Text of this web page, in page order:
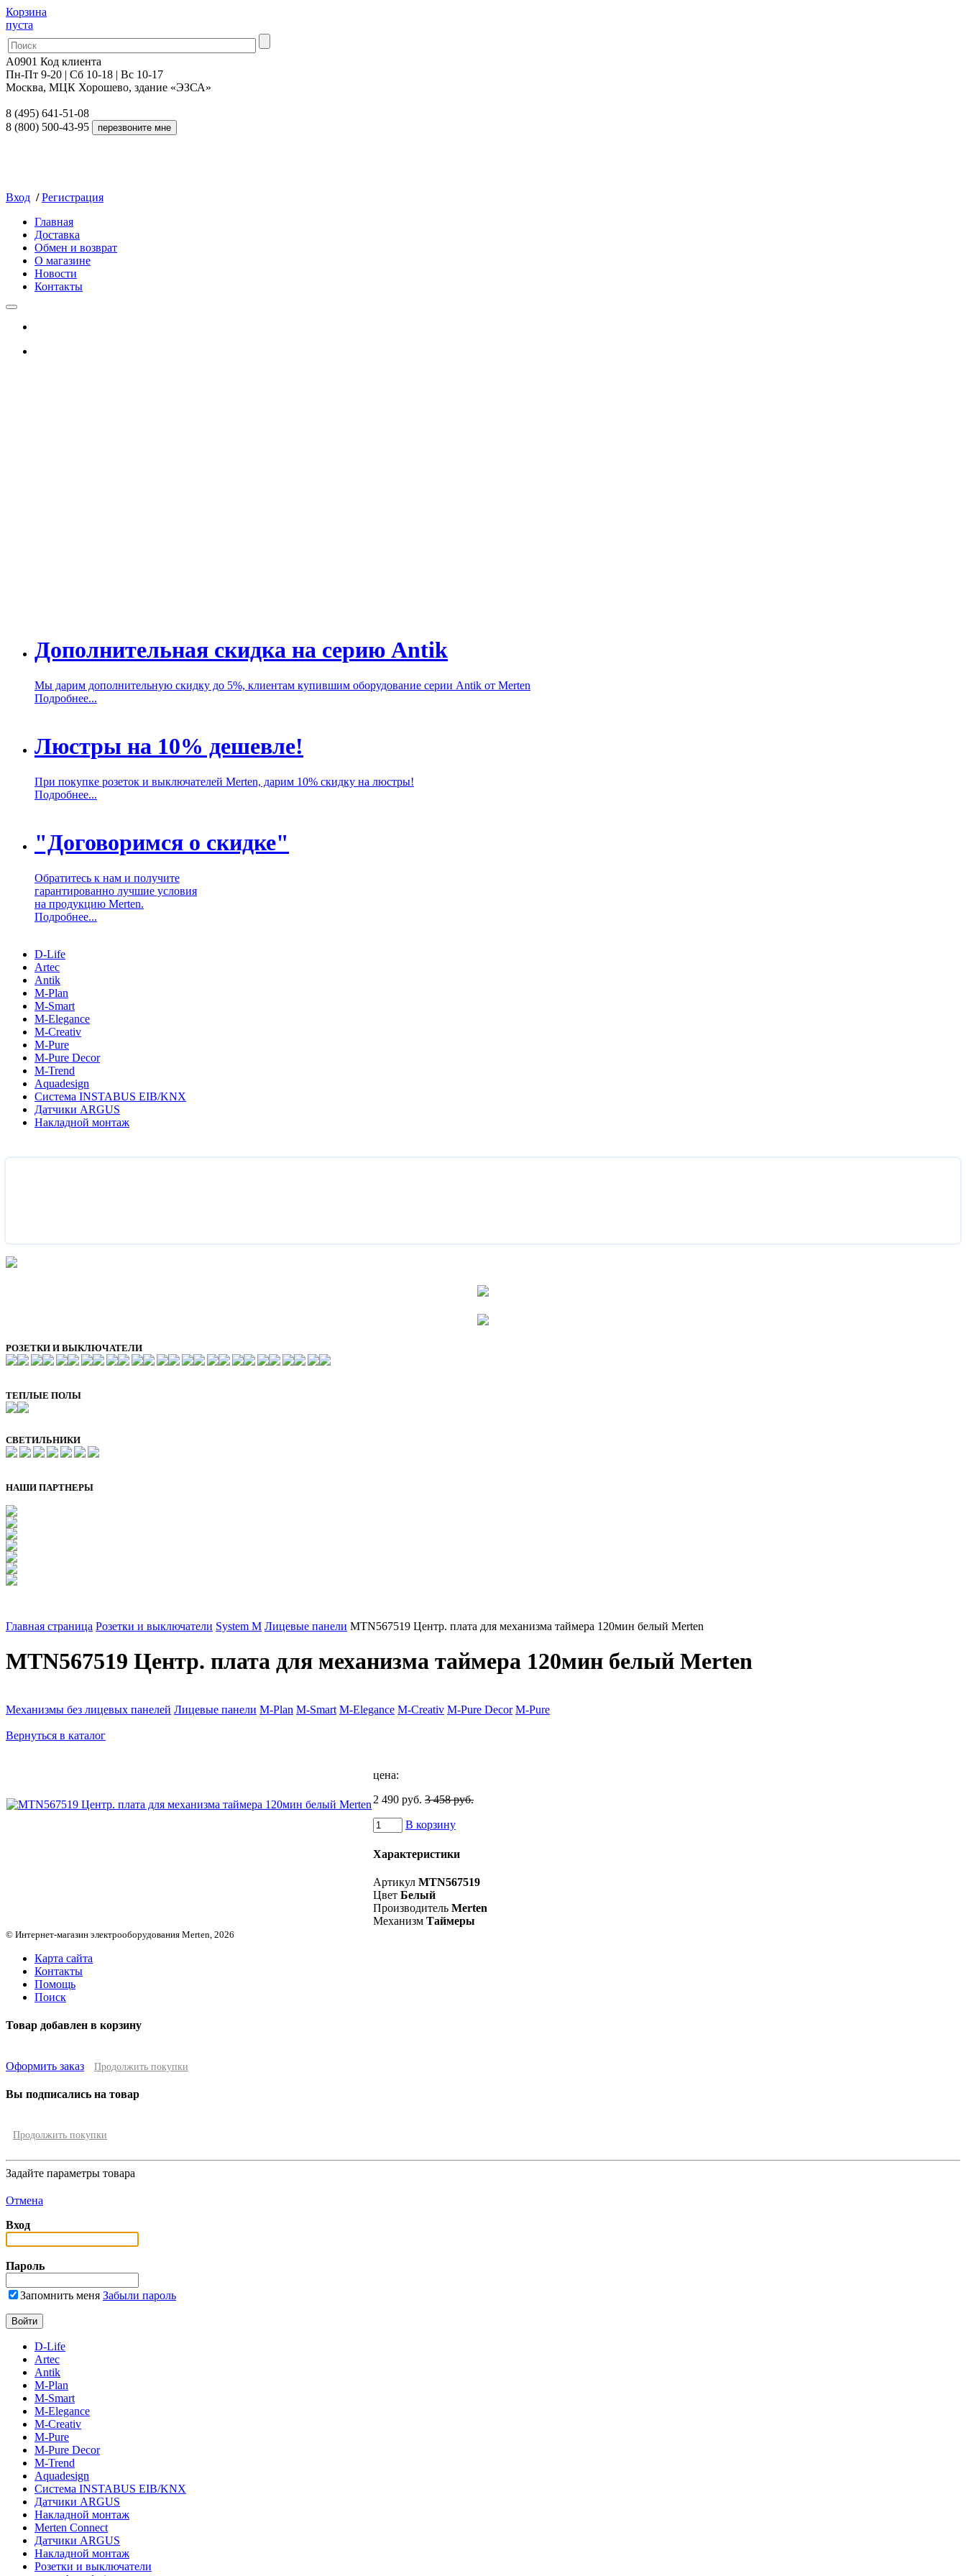
Корзина
пуста
A0901 Код клиента
Пн-Пт 9-20 | Сб 10-18 | Вс 10-17
Москва, МЦК Хорошево, здание «ЭЗСА»
8 (495) 641-51-08
8 (800) 500-43-95
Вход / Регистрация
Главная
Доставка
Обмен и возврат
О магазине
Новости
Контакты
Дополнительная скидка на серию Antik
Мы дарим дополнительную скидку до 5%, клиентам купившим оборудование серии Antik от Merten
Подробнее...
Люстры на 10% дешевле!
При покупке розеток и выключателей Merten, дарим 10% скидку на люстры!
Подробнее...
"Договоримся о скидке"
Обратитесь к нам и получите
гарантированно лучшие условия
на продукцию Merten.
Подробнее...
D-Life
Artec
Antik
M-Plan
M-Smart
M-Elegance
M-Creativ
M-Pure
M-Pure Decor
M-Trend
Aquadesign
Система INSTABUS EIB/KNX
Датчики ARGUS
Накладной монтаж
РОЗЕТКИ И ВЫКЛЮЧАТЕЛИ
ТЕПЛЫЕ ПОЛЫ
СВЕТИЛЬНИКИ
НАШИ ПАРТНЕРЫ
Главная страница Розетки и выключатели System M Лицевые панели MTN567519 Центр. плата для механизма таймера 120мин белый Merten
MTN567519 Центр. плата для механизма таймера 120мин белый Merten
Механизмы без лицевых панелей Лицевые панели M-Plan M-Smart M-Elegance M-Creativ M-Pure Decor M-Pure
Вернуться в каталог
цена:
2 490 руб. 3 458 руб.
В корзину
Характеристики
Артикул MTN567519
Цвет Белый
Производитель Merten
Механизм Таймеры
© Интернет-магазин электрооборудования Merten, 2026
Карта сайта
Контакты
Помощь
Поиск
Товар добавлен в корзину
Оформить заказ Продолжить покупки
Вы подписались на товар
Продолжить покупки
Задайте параметры товара
Отмена
Вход
Пароль
Запомнить меня Забыли пароль
D-Life
Artec
Antik
M-Plan
M-Smart
M-Elegance
M-Creativ
M-Pure
M-Pure Decor
M-Trend
Aquadesign
Система INSTABUS EIB/KNX
Датчики ARGUS
Накладной монтаж
Merten Connect
Датчики ARGUS
Накладной монтаж
Розетки и выключатели